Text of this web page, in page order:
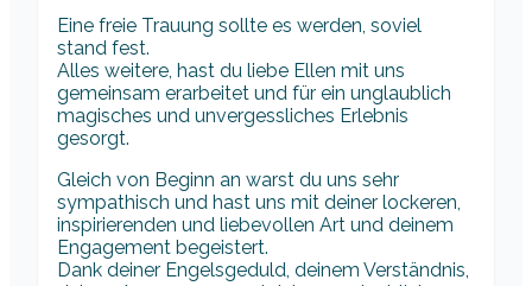
Eine freie Trauung sollte es werden, soviel
stand fest.
Alles weitere, hast du liebe Ellen mit uns
gemeinsam erarbeitet und für ein unglaublich
magisches und unvergessliches Erlebnis
gesorgt.
Gleich von Beginn an warst du uns sehr
sympathisch und hast uns mit deiner lockeren,
inspirierenden und liebevollen Art und deinem
Engagement begeistert.
Dank deiner Engelsgeduld, deinem Verständnis,